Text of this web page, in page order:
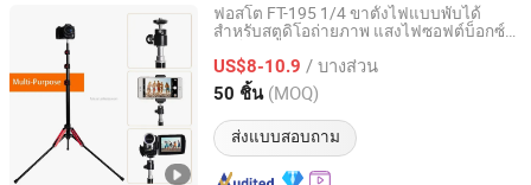
ฟอสโต FT-195 1/4 ขาตั้งไฟแบบพับได้
สำหรับสตูดิโอถ่ายภาพ แสงไฟซอฟต์บ็อกซ์
US$8-10.9 / บางส่วน
50 ชิ้น (MOQ)
ส่งแบบสอบถาม
Guangzhou Futu Intelligent Technology Co., Ltd
Guangdong, China อัตราจาก 2024